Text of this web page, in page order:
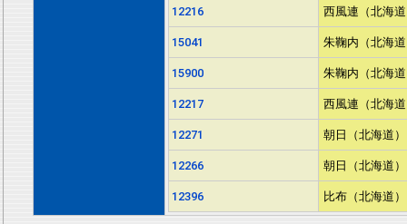
12216 西風連（北海
15041 朱鞠内（北海
15900 朱鞠内（北海
12217 西風連（北海
12271 朝日（北海道）
12266 朝日（北海道）
12396 比布（北海道）